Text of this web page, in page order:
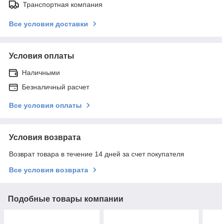
Транспортная компания
Все условия доставки
Условия оплаты
Наличными
Безналичный расчет
Все условия оплаты
Условия возврата
Возврат товара в течение 14 дней за счет покупателя
Все условия возврата
Подобные товары компании